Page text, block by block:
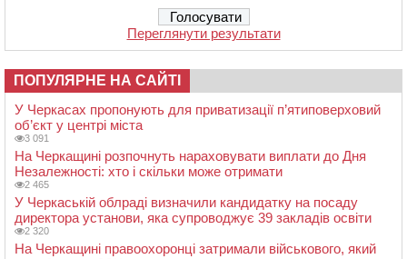
Переглянути результати
ПОПУЛЯРНЕ НА САЙТІ
У Черкасах пропонують для приватизації п’ятиповерховий
об’єкт у центрі міста
3 091
На Черкащині розпочнуть нараховувати виплати до Дня
Незалежності: хто і скільки може отримати
2 465
У Черкаській облраді визначили кандидатку на посаду
директора установи, яка супроводжує 39 закладів освіти
2 320
На Черкащині правоохоронці затримали військового, який